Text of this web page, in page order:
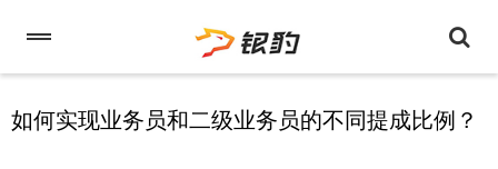
如何实现业务员和二级业务员的不同提成比例？